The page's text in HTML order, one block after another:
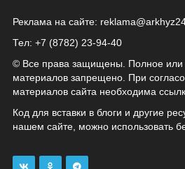
Реклама на сайте:
Тел: +7 (8782) 23‑94‑40
© Все права защищены. Полное или
материалов запрещено. При
материалов сайта необходима
Код для вставки в блоги и другие
нашем сайте, можно использовать